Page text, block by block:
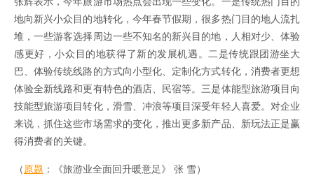
地向新兴小众目的地转化，今年春节假期，很多热门目的地人流扎
堆，一些游客选择周边一些不知名的新兴目的地，人相对少、体验
感更好，小众目的地获得了新的发展机遇。二是传统跟团游坐大
巴、体验传统线路的方式向小型化、定制化方式转化，消费者更想
体验全新线路和更有特色的酒店、民宿等。三是体能型旅游项目向
技能型旅游项目转化，滑雪、冲浪等项目深受年轻人喜爱。对企业
来说，抓住这些市场需求的变化，推出更多新产品、新玩法正是赢
得消费者的关键。
（原题 ：《旅游业全面回升暖意足》 张 雪）